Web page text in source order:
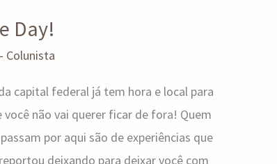
Day!
Colunista
capital federal já tem hora e local para
não vai querer ficar de fora! Quem
por aqui são de experiências que
deixando para deixar você com